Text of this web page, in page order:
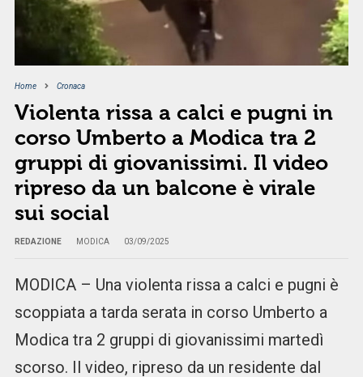
Home Cronaca
Violenta rissa a calci e pugni in
corso Umberto a Modica tra 2
gruppi di giovanissimi. Il video
ripreso da un balcone è virale
sui social
REDAZIONE MODICA 03/09/2025
MODICA – Una violenta rissa a calci e pugni è
scoppiata a tarda serata in corso Umberto a
Modica tra 2 gruppi di giovanissimi martedì
scorso. Il video, ripreso da un residente dal